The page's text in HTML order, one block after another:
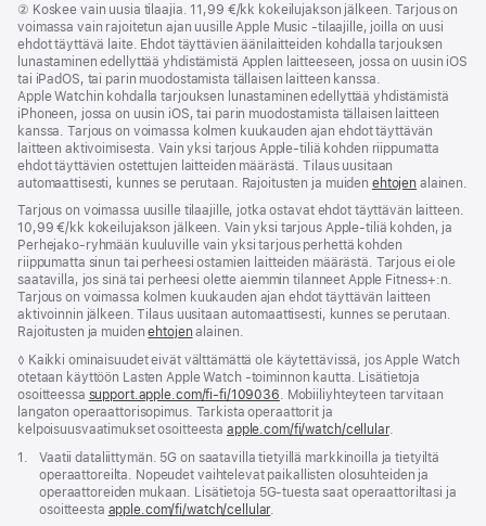
Alaviite
② Koskee vain uusia tilaajia. 11,99 €/kk kokeilujakson jälkeen. Tarjous on
voimassa vain rajoitetun ajan uusille Apple Music ‑tilaajille, joilla on uusi
ehdot täyttävä laite. Ehdot täyttävien äänilaitteiden kohdalla tarjouksen
lunastaminen edellyttää yhdistämistä Applen laitteeseen, jossa on uusin iOS
tai iPadOS, tai parin muodostamista tällaisen laitteen kanssa.
Apple Watchin kohdalla tarjouksen lunastaminen edellyttää yhdistämistä
iPhoneen, jossa on uusin iOS, tai parin muodostamista tällaisen laitteen
kanssa. Tarjous on voimassa kolmen kuukauden ajan ehdot täyttävän
laitteen aktivoimisesta. Vain yksi tarjous Apple-tiliä kohden riippumatta
ehdot täyttävien ostettujen laitteiden määrästä. Tilaus uusitaan
automaattisesti, kunnes se perutaan. Rajoitusten ja muiden ehtojen alainen.
Tarjous on voimassa uusille tilaajille, jotka ostavat ehdot täyttävän laitteen.
10,99 €/kk kokeilujakson jälkeen. Vain yksi tarjous Apple-tiliä kohden, ja
Perhe­jako-ryhmään kuuluville vain yksi tarjous perhettä kohden
riippumatta sinun tai perheesi ostamien laitteiden määrästä. Tarjous ei ole
saatavilla, jos sinä tai perheesi olette aiemmin tilanneet Apple Fitness+:n.
Tarjous on voimassa kolmen kuukauden ajan ehdot täyttävän laitteen
aktivoinnin jälkeen. Tilaus uusitaan automaattisesti, kunnes se perutaan.
Rajoitusten ja muidenehtojen alainen.
Alaviite
◊ Kaikki ominaisuudet eivät välttä­mättä ole käytettävissä, jos Apple Watch
otetaan käyttöön Lasten Apple Watch ‑toiminnon kautta. Lisätietoja
osoitteessa support.apple.com/fi-fi/109036(Avautuu
uuteen
ikkunaan)
. Mobiiliyhteyteen tarvitaan
langaton operaattorisopimus. Tarkista operaattorit ja
kelpoisuusvaatimukset osoitteesta apple.com/fi/watch/cellular.
Alaviite
1.
Vaatii data­liittymän. 5G on saatavilla tietyillä markkinoilla ja tietyiltä
operaattoreilta. Nopeudet vaihtelevat paikallisten olo­suhteiden ja
operaattoreiden mukaan. Lisä­tietoja 5G-tuesta saat operaattoriltasi ja
osoitteesta apple.com/fi/watch/cellular.